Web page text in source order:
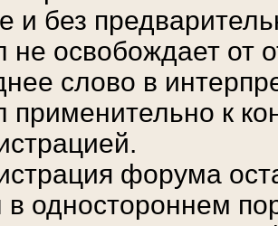
и без
не освобождает от
слово в
применительно к
форума
в одностороннем